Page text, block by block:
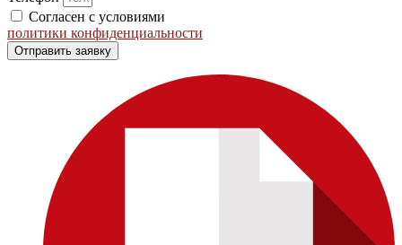
Согласен с условиями
политики конфиденциальности
Отправить заявку